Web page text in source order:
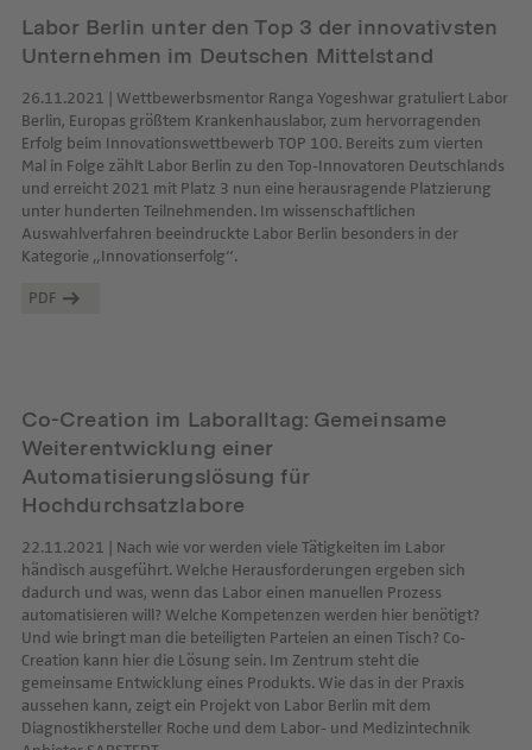
Labor Berlin unter den Top 3 der innovativsten
Unternehmen im Deutschen Mittelstand
26.11.2021 | Wettbewerbsmentor Ranga Yogeshwar gratuliert Labor
Berlin, Europas größtem Krankenhauslabor, zum hervorragenden
Erfolg beim Innovationswettbewerb TOP 100. Bereits zum vierten
Mal in Folge zählt Labor Berlin zu den Top-Innovatoren Deutschlands
und erreicht 2021 mit Platz 3 nun eine herausragende Platzierung
unter hunderten Teilnehmenden. Im wissenschaftlichen
Auswahlverfahren beeindruckte Labor Berlin besonders in der
Kategorie „Innovationserfolg“.
PDF
Co-Creation im Laboralltag: Gemeinsame
Weiterentwicklung einer
Automatisierungslösung für
Hochdurchsatzlabore
22.11.2021 | Nach wie vor werden viele Tätigkeiten im Labor
händisch ausgeführt. Welche Herausforderungen ergeben sich
dadurch und was, wenn das Labor einen manuellen Prozess
automatisieren will? Welche Kompetenzen werden hier benötigt?
Und wie bringt man die beteiligten Parteien an einen Tisch? Co-
Creation kann hier die Lösung sein. Im Zentrum steht die
gemeinsame Entwicklung eines Produkts. Wie das in der Praxis
aussehen kann, zeigt ein Projekt von Labor Berlin mit dem
Diagnostikhersteller Roche und dem Labor- und Medizintechnik